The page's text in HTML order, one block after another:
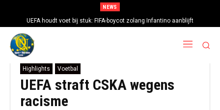
NEWS
UEFA houdt voet bij stuk: FIFA-boycot zolang Infantino aanblijft
Highlights Voetbal
UEFA straft CSKA wegens
racisme